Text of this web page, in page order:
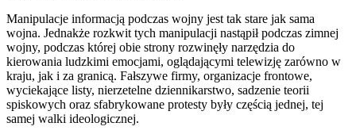
Manipulacje informacją podczas wojny jest tak stare jak sama
wojna. Jednakże rozkwit tych manipulacji nastąpił podczas zimnej
wojny, podczas której obie strony rozwinęły narzędzia do
kierowania ludzkimi emocjami, oglądającymi telewizję zarówno w
kraju, jak i za granicą. Fałszywe firmy, organizacje frontowe,
wyciekające listy, nierzetelne dziennikarstwo, sadzenie teorii
spiskowych oraz sfabrykowane protesty były częścią jednej, tej
samej walki ideologicznej.